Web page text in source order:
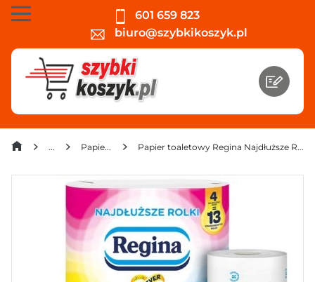
601 659 823
biuro@szybkikoszyk.pl
Papiery toaletowe Papier toaletowy Regina Najdłuższe Rolki 2 warstwy (4 rolki) x 4 opakowania